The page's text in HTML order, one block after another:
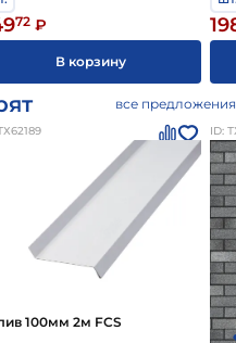
72 ₽
В корзину
все предложения
100мм 2м FCS
ID: